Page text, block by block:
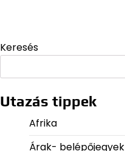
Keresés
Utazás tippek
Afrika
Árak- belépőjegyek